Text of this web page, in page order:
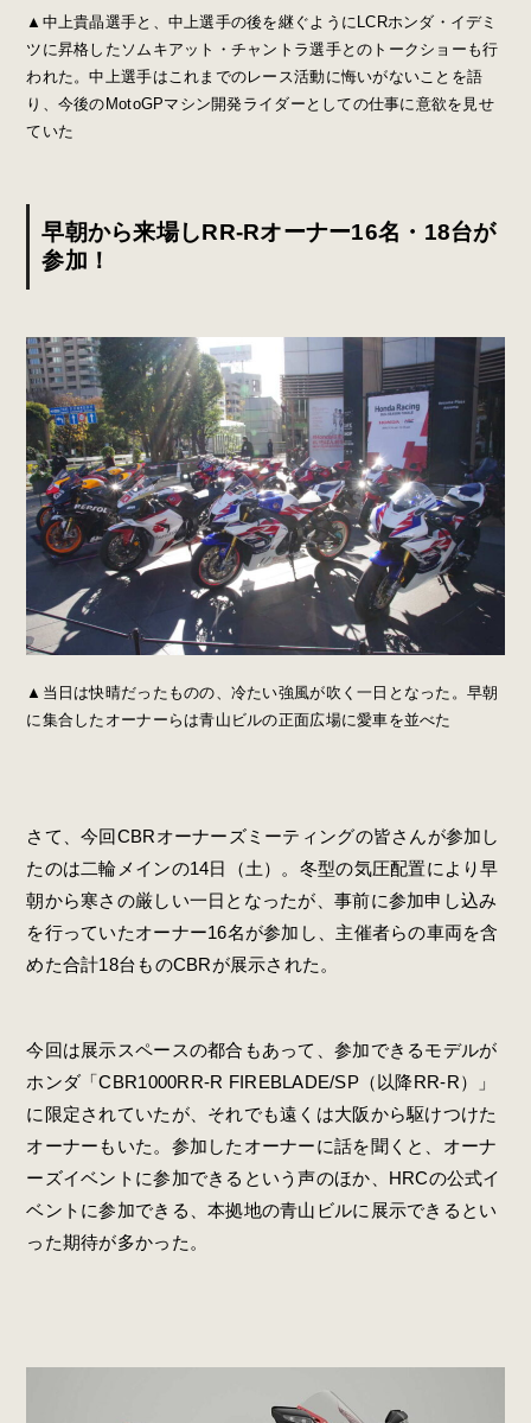
▲中上貴晶選手と、中上選手の後を継ぐようにLCRホンダ・イデミ
ツに昇格したソムキアット・チャントラ選手とのトークショーも行
われた。中上選手はこれまでのレース活動に悔いがないことを語
り、今後のMotoGPマシン開発ライダーとしての仕事に意欲を見せ
ていた
早朝から来場しRR-Rオーナー16名・18台が
参加！
▲当日は快晴だったものの、冷たい強風が吹く一日となった。早朝
に集合したオーナーらは青山ビルの正面広場に愛車を並べた
さて、今回CBRオーナーズミーティングの皆さんが参加し
たのは二輪メインの14日（土）。冬型の気圧配置により早
朝から寒さの厳しい一日となったが、事前に参加申し込み
を行っていたオーナー16名が参加し、主催者らの車両を含
めた合計18台ものCBRが展示された。
今回は展示スペースの都合もあって、参加できるモデルが
ホンダ「CBR1000RR-R FIREBLADE/SP（以降RR-R）」
に限定されていたが、それでも遠くは大阪から駆けつけた
オーナーもいた。参加したオーナーに話を聞くと、オーナ
ーズイベントに参加できるという声のほか、HRCの公式イ
ベントに参加できる、本拠地の青山ビルに展示できるとい
った期待が多かった。